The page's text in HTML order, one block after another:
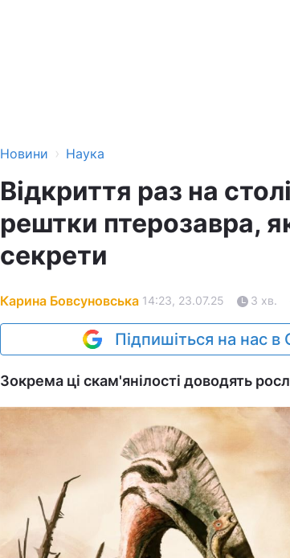
Новини › Наука
Відкриття раз на
рештки птерозавра,
секрети
Карина Бовсуновська 14:23, 23.07.25 3 хв.
Підпишіться на нас в
Зокрема ці скам'янілості доводять